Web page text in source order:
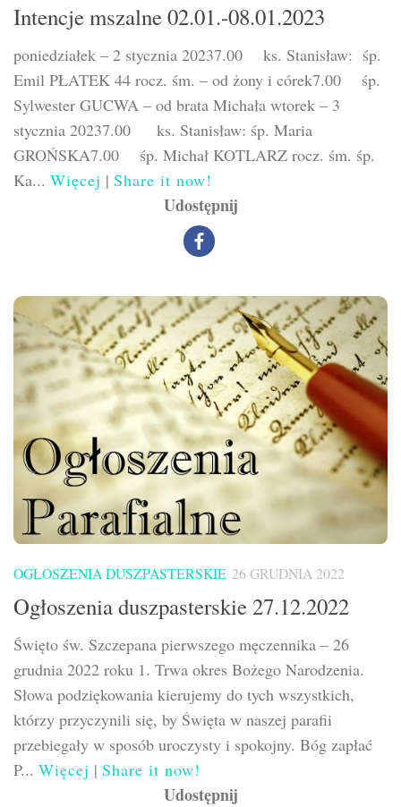
Intencje mszalne 02.01.-08.01.2023
poniedziałek – 2 stycznia 20237.00 ks. Stanisław: śp.
Emil PŁATEK 44 rocz. śm. – od żony i córek7.00 śp.
Sylwester GUCWA – od brata Michała wtorek – 3
stycznia 20237.00 ks. Stanisław: śp. Maria
GROŃSKA7.00 śp. Michał KOTLARZ rocz. śm. śp.
Ka... Więcej | Share it now!
Udostępnij
OGŁOSZENIA DUSZPASTERSKIE 26 GRUDNIA 2022
Ogłoszenia duszpasterskie 27.12.2022
Święto św. Szczepana pierwszego męczennika – 26
grudnia 2022 roku 1. Trwa okres Bożego Narodzenia.
Słowa podziękowania kierujemy do tych wszystkich,
którzy przyczynili się, by Święta w naszej parafii
przebiegały w sposób uroczysty i spokojny. Bóg zapłać
P... Więcej | Share it now!
Udostępnij